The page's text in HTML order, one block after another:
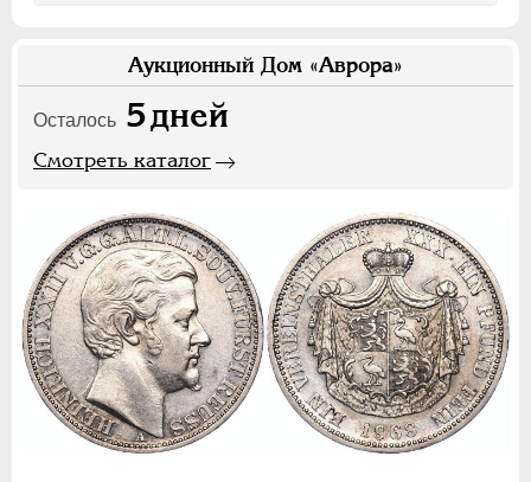
Аукционный Дом «Аврора»
Осталось 5дней
Смотреть каталог